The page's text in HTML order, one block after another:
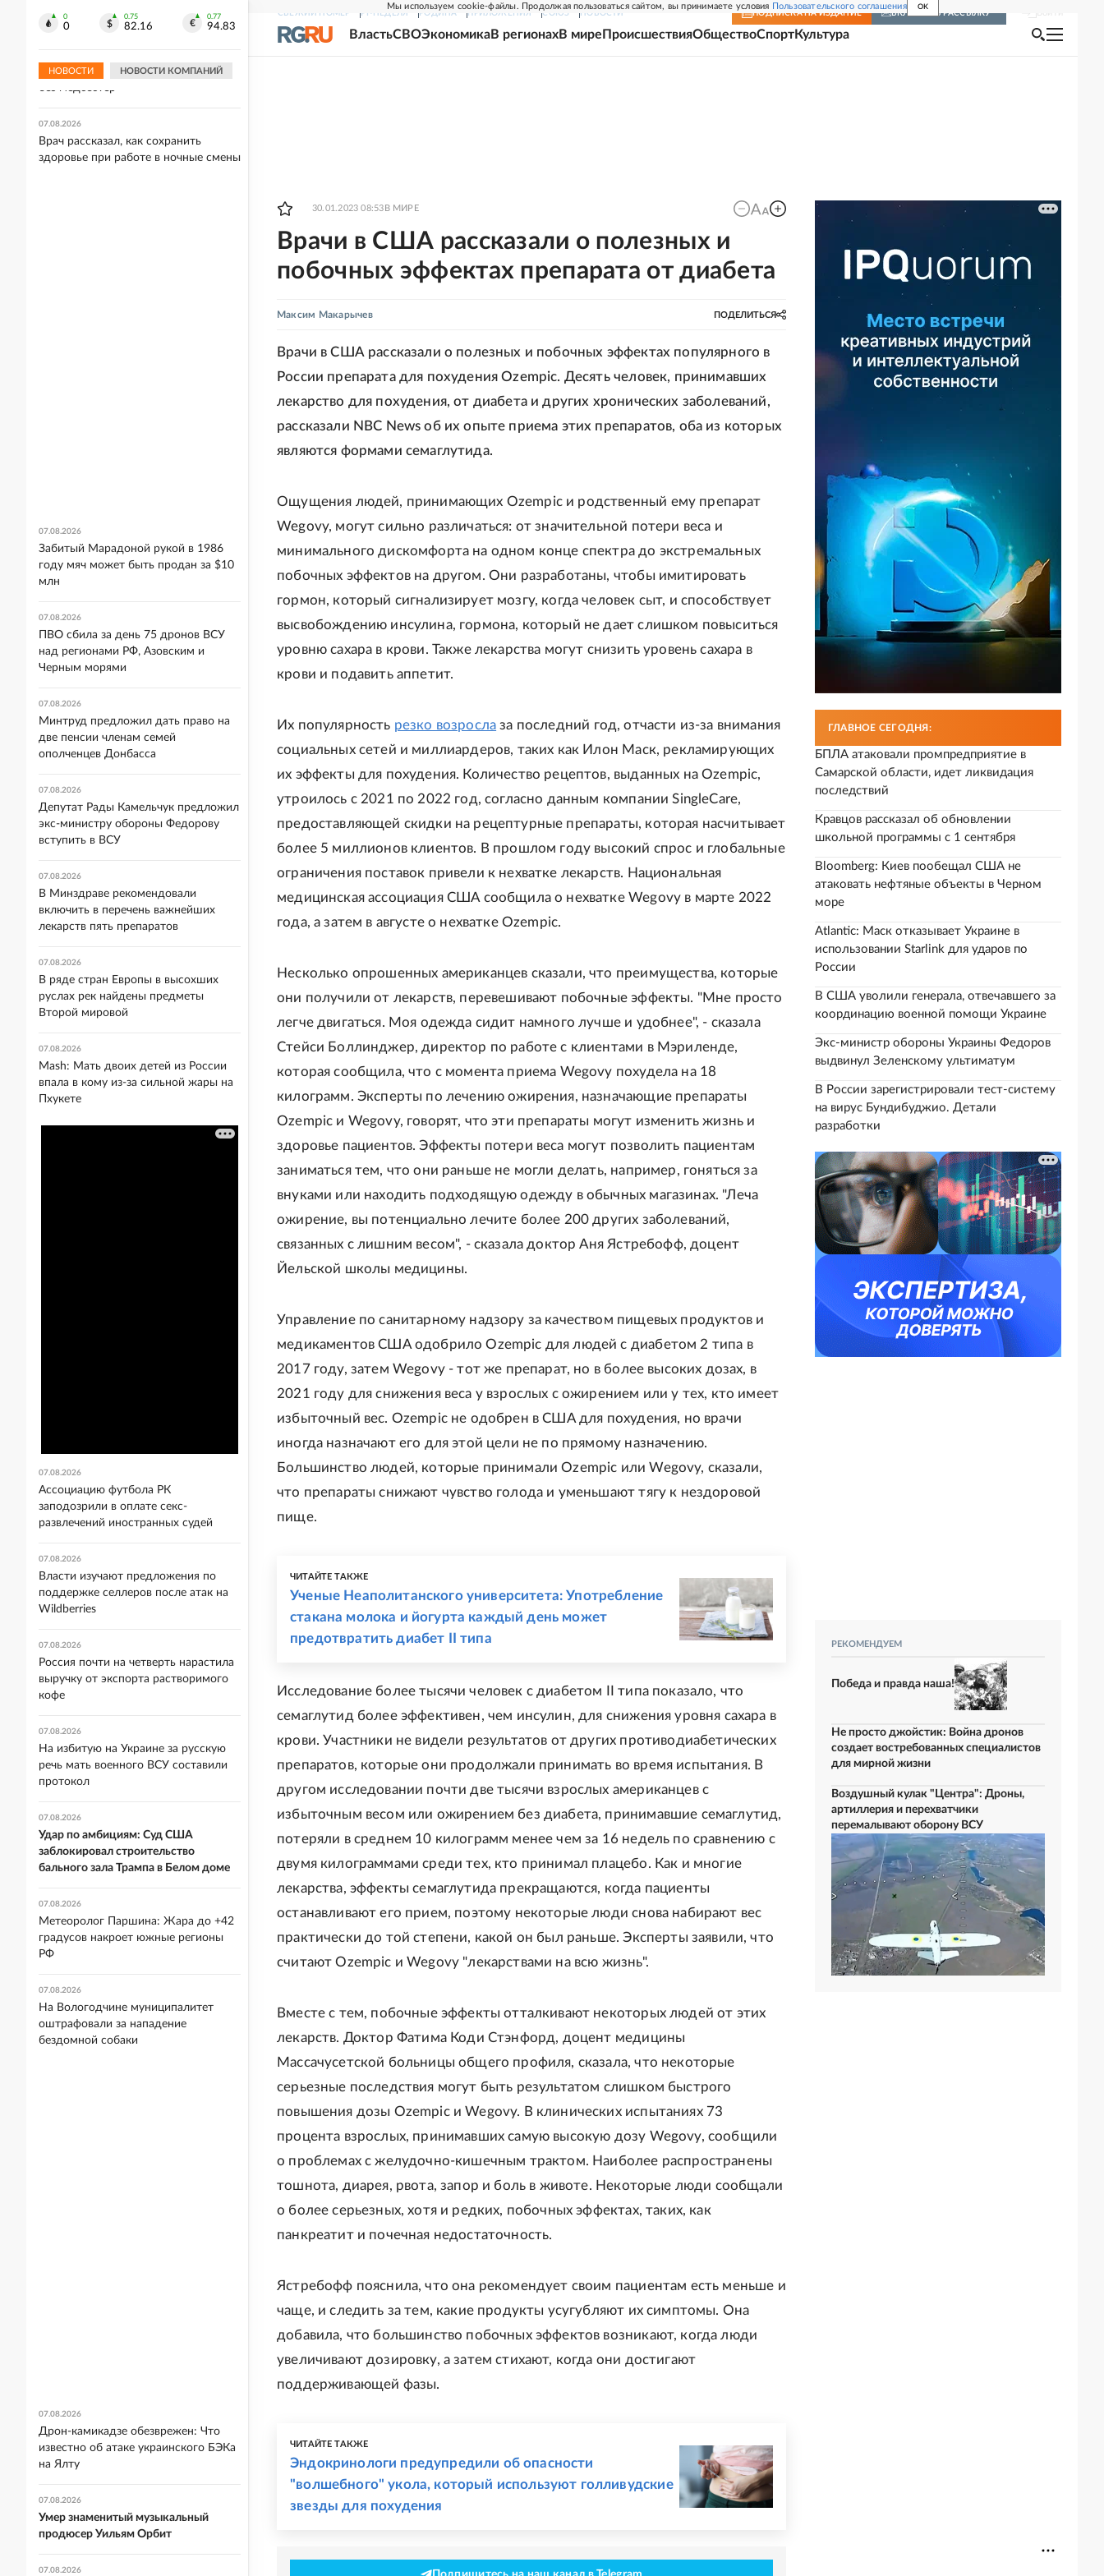
Мы используем cookie-файлы. Продолжая пользоваться сайтом, вы принимаете условия Пользовательского соглашения OK
СВЕЖИЙ НОМЕР РГ-НЕДЕЛЯ РОДИНА ПРИЛОЖЕНИЯ СОЮЗ НОВОСТИ ПОДПИСКА НА ИЗДАНИЕ ВКЛЮЧИТЬ РАССЫЛКУ
ВластьСВОЭкономикаВ регионахВ мире ПроисшествияОбществоСпортКультура
30.01.2023 08:53 В МИРЕ
Врачи в США рассказали о полезных и
побочных эффектах препарата от диабета
Максим Макарычев ПОДЕЛИТЬСЯ
Врачи в США рассказали о полезных и побочных эффектах популярного в
России препарата для похудения Ozempic. Десять человек, принимавших
лекарство для похудения, от диабета и других хронических заболеваний,
рассказали NBC News об их опыте приема этих препаратов, оба из которых
являются формами семаглутида.
Ощущения людей, принимающих Ozempic и родственный ему препарат
Wegovy, могут сильно различаться: от значительной потери веса и
минимального дискомфорта на одном конце спектра до экстремальных
побочных эффектов на другом. Они разработаны, чтобы имитировать
гормон, который сигнализирует мозгу, когда человек сыт, и способствует
высвобождению инсулина, гормона, который не дает слишком повыситься
уровню сахара в крови. Также лекарства могут снизить уровень сахара в
крови и подавить аппетит.
Их популярность резко возросла за последний год, отчасти из-за внимания
социальных сетей и миллиардеров, таких как Илон Маск, рекламирующих
их эффекты для похудения. Количество рецептов, выданных на Ozempic,
утроилось с 2021 по 2022 год, согласно данным компании SingleCare,
предоставляющей скидки на рецептурные препараты, которая насчитывает
более 5 миллионов клиентов. В прошлом году высокий спрос и глобальные
ограничения поставок привели к нехватке лекарств. Национальная
медицинская ассоциация США сообщила о нехватке Wegovy в марте 2022
года, а затем в августе о нехватке Ozempic.
Несколько опрошенных американцев сказали, что преимущества, которые
они получили от лекарств, перевешивают побочные эффекты. "Мне просто
легче двигаться. Моя одежда сидит намного лучше и удобнее", - сказала
Стейси Боллинджер, директор по работе с клиентами в Мэриленде,
которая сообщила, что с момента приема Wegovy похудела на 18
килограмм. Эксперты по лечению ожирения, назначающие препараты
Ozempic и Wegovy, говорят, что эти препараты могут изменить жизнь и
здоровье пациентов. Эффекты потери веса могут позволить пациентам
заниматься тем, что они раньше не могли делать, например, гоняться за
внуками или находить подходящую одежду в обычных магазинах. "Леча
ожирение, вы потенциально лечите более 200 других заболеваний,
связанных с лишним весом", - сказала доктор Аня Ястребофф, доцент
Йельской школы медицины.
Управление по санитарному надзору за качеством пищевых продуктов и
медикаментов США одобрило Ozempic для людей с диабетом 2 типа в
2017 году, затем Wegovy - тот же препарат, но в более высоких дозах, в
2021 году для снижения веса у взрослых с ожирением или у тех, кто имеет
избыточный вес. Ozempic не одобрен в США для похудения, но врачи
иногда назначают его для этой цели не по прямому назначению.
Большинство людей, которые принимали Ozempic или Wegovy, сказали,
что препараты снижают чувство голода и уменьшают тягу к нездоровой
пище.
ЧИТАЙТЕ ТАКЖЕ
Ученые Неаполитанского университета: Употребление
стакана молока и йогурта каждый день может
предотвратить диабет II типа
Исследование более тысячи человек с диабетом II типа показало, что
семаглутид более эффективен, чем инсулин, для снижения уровня сахара в
крови. Участники не видели результатов от других противодиабетических
препаратов, которые они продолжали принимать во время испытания. В
другом исследовании почти две тысячи взрослых американцев с
избыточным весом или ожирением без диабета, принимавшие семаглутид,
потеряли в среднем 10 килограмм менее чем за 16 недель по сравнению с
двумя килограммами среди тех, кто принимал плацебо. Как и многие
лекарства, эффекты семаглутида прекращаются, когда пациенты
останавливают его прием, поэтому некоторые люди снова набирают вес
практически до той степени, какой он был раньше. Эксперты заявили, что
считают Ozempic и Wegovy "лекарствами на всю жизнь".
Вместе с тем, побочные эффекты отталкивают некоторых людей от этих
лекарств. Доктор Фатима Коди Стэнфорд, доцент медицины
Массачусетской больницы общего профиля, сказала, что некоторые
серьезные последствия могут быть результатом слишком быстрого
повышения дозы Ozempic и Wegovy. В клинических испытаниях 73
процента взрослых, принимавших самую высокую дозу Wegovy, сообщили
о проблемах с желудочно-кишечным трактом. Наиболее распространены
тошнота, диарея, рвота, запор и боль в животе. Некоторые люди сообщали
о более серьезных, хотя и редких, побочных эффектах, таких, как
панкреатит и почечная недостаточность.
Ястребофф пояснила, что она рекомендует своим пациентам есть меньше и
чаще, и следить за тем, какие продукты усугубляют их симптомы. Она
добавила, что большинство побочных эффектов возникают, когда люди
увеличивают дозировку, а затем стихают, когда они достигают
поддерживающей фазы.
ЧИТАЙТЕ ТАКЖЕ
Эндокринологи предупредили об опасности
"волшебного" укола, который используют голливудские
звезды для похудения
ГЛАВНОЕ СЕГОДНЯ:
БПЛА атаковали промпредприятие в
Самарской области, идет ликвидация
последствий
Кравцов рассказал об обновлении
школьной программы с 1 сентября
Bloomberg: Киев пообещал США не
атаковать нефтяные объекты в Черном
море
Atlantic: Маск отказывает Украине в
использовании Starlink для ударов по
России
В США уволили генерала, отвечавшего за
координацию военной помощи Украине
Экс-министр обороны Украины Федоров
выдвинул Зеленскому ультиматум
В России зарегистрировали тест-систему
на вирус Бундибуджио. Детали
разработки
РЕКОМЕНДУЕМ
Победа и правда наша!
Не просто джойстик: Война дронов
создает востребованных специалистов
для мирной жизни
Воздушный кулак "Центра": Дроны,
артиллерия и перехватчики
перемалывают оборону ВСУ
0
0
0.75
82.16
0.77
94.83
НОВОСТИ НОВОСТИ КОМПАНИЙ
киевские больницы могут остаться
без медсестер
07.08.2026
Врач рассказал, как сохранить
здоровье при работе в ночные смены
07.08.2026
Забитый Марадоной рукой в 1986
году мяч может быть продан за $10
млн
07.08.2026
ПВО сбила за день 75 дронов ВСУ
над регионами РФ, Азовским и
Черным морями
07.08.2026
Минтруд предложил дать право на
две пенсии членам семей
ополченцев Донбасса
07.08.2026
Депутат Рады Камельчук предложил
экс-министру обороны Федорову
вступить в ВСУ
07.08.2026
В Минздраве рекомендовали
включить в перечень важнейших
лекарств пять препаратов
07.08.2026
В ряде стран Европы в высохших
руслах рек найдены предметы
Второй мировой
07.08.2026
Mash: Мать двоих детей из России
впала в кому из-за сильной жары на
Пхукете
07.08.2026
Ассоциацию футбола РК
заподозрили в оплате секс-
развлечений иностранных судей
07.08.2026
Власти изучают предложения по
поддержке селлеров после атак на
Wildberries
07.08.2026
Россия почти на четверть нарастила
выручку от экспорта растворимого
кофе
07.08.2026
На избитую на Украине за русскую
речь мать военного ВСУ составили
протокол
07.08.2026
Удар по амбициям: Суд США
заблокировал строительство
бального зала Трампа в Белом доме
07.08.2026
Метеоролог Паршина: Жара до +42
градусов накроет южные регионы
РФ
07.08.2026
На Вологодчине муниципалитет
оштрафовали за нападение
бездомной собаки
07.08.2026
Дрон-камикадзе обезврежен: Что
известно об атаке украинского БЭКа
на Ялту
07.08.2026
Умер знаменитый музыкальный
продюсер Уильям Орбит
07.08.2026